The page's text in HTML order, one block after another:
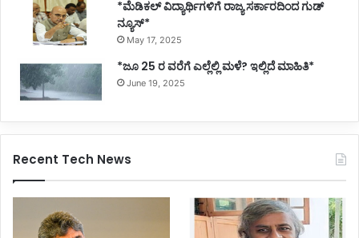
*ಮೆಡಿಕಲ್ ವಿದ್ಯಾರ್ಥಿಗಳಿಗೆ ರಾಜ್ಯ ಸರ್ಕಾರದಿಂದ ಗುಡ್
ನ್ಯೂಸ್*
May 17, 2025
*ಜೂ 25 ರ ವರೆಗೆ ಎಲ್ಲೆಲ್ಲಿ ಮಳೆ? ಇಲ್ಲಿದೆ ಮಾಹಿತಿ*
June 19, 2025
Recent Tech News